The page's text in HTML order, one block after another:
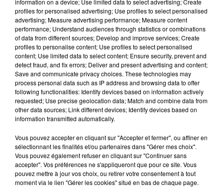
TITRES DIFFUSÉS Voir plus
7h57
7h57
GRAND CORPS
MALADE ET LOUANE
7h49
7h49
ORIA
Soirée Mondaine
7h45
7h45
JIMMY CLIFF
Reggae Night
information on a device; Use limited data to select advertising; Create
profiles for personalised advertising; Use profiles to select personalised
advertising; Measure advertising performance; Measure content
performance; Understand audiences through statistics or combinations
of data from different sources; Develop and improve services; Create
profiles to personalise content; Use profiles to select personalised
content; Use limited data to select content; Ensure security, prevent and
detect fraud, and fix errors; Deliver and present advertising and content;
Save and communicate privacy choices. These technologies may
process personal data such as IP address and browsing data to offer
following functionalities: Identify devices based on information actively
requested; Use precise geolocation data; Match and combine data from
other data sources; Link different devices; Identify devices based on
information transmitted automatically.
Vous pouvez accepter en cliquant sur "Accepter et fermer", ou affiner en
sélectionnant les finalités et/ou partenaires dans "Gérer mes choix".
Vous pouvez également refuser en cliquant sur "Continuer sans
accepter". Vos préférences ne s'appliqueront que pour ce site. Vous
pouvez mettre à jour vos choix, ou retirer votre consentement à tout
moment via le lien "Gérer les cookies" situé en bas de chaque page.